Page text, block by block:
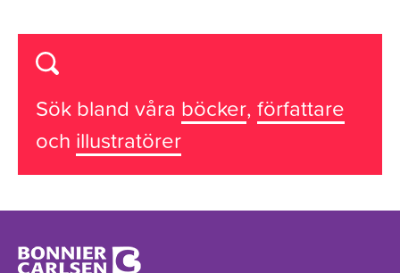
Sök bland våra böcker, författare
och illustratörer